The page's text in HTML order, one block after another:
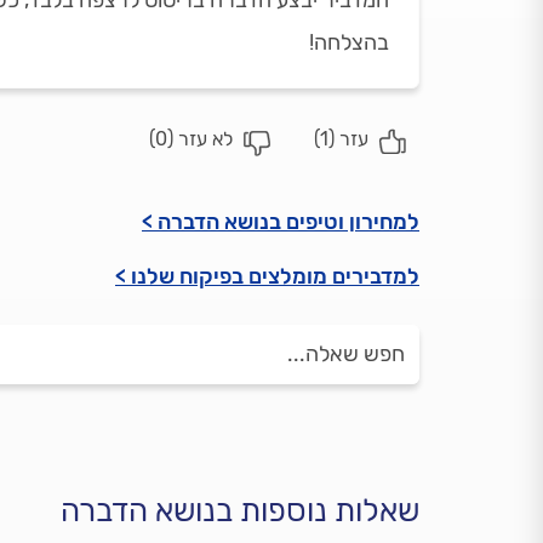
בהצלחה!
1
)
0
)
למחירון וטיפים בנושא הדברה >
למדבירים מומלצים בפיקוח שלנו >
שאלות נוספות בנושא הדברה